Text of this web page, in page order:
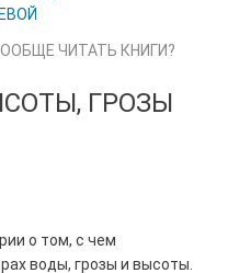
ЧИТАТЬ КНИГИ?
ГРОЗЫ
о том, с чем
воды, грозы и высоты.